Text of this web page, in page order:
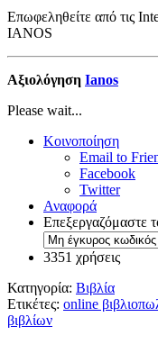
Επωφεληθείτε από τις
IANOS
Αξιολόγηση Ianos
Please wait...
Κοινοποίηση
Email to
Facebook
Twitter
Αναφορά
Επεξεργαζόμαστε
3351 χρήσεις
Κατηγορία: Βιβλία
Ετικέτες: online
βιβλίων